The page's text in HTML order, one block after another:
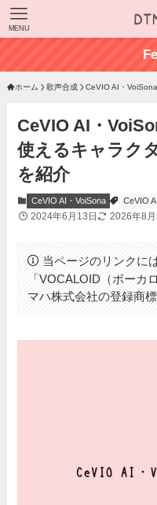
MENU
Fender Studio
ホーム 歌声合成 CeVIO AI・VoiSona
CeVIO AI・
使えるキャラク
を紹介
CeVIO AI・VoiSona CeVIO AI
2024年6月13日 2026年8月
当ページのリンクに
「VOCALOID（ボーカ
マハ株式会社の登録商標